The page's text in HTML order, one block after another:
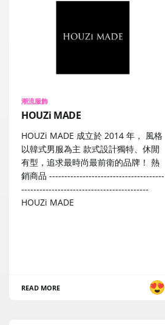
潮流服飾
HOUZi MADE
HOUZi MADE 成立於 2014 年， 風格
以韓式男服為主 款式設計獨特、休閒
有型，追求最時尚最前衛的品牌！ 熱
銷商品 --------------------------------------
------------------------------------------
HOUZi MADE
READ MORE